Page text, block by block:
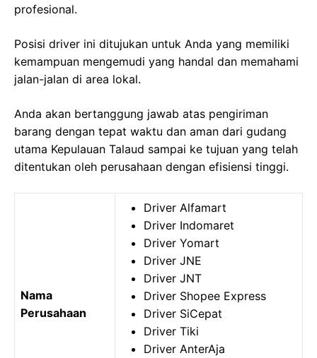
profesional.
Posisi driver ini ditujukan untuk Anda yang memiliki
kemampuan mengemudi yang handal dan memahami
jalan-jalan di area lokal.
Anda akan bertanggung jawab atas pengiriman
barang dengan tepat waktu dan aman dari gudang
utama Kepulauan Talaud sampai ke tujuan yang telah
ditentukan oleh perusahaan dengan efisiensi tinggi.
Nama
Perusahaan
Driver Alfamart
Driver Indomaret
Driver Yomart
Driver JNE
Driver JNT
Driver Shopee Express
Driver SiCepat
Driver Tiki
Driver AnterAja